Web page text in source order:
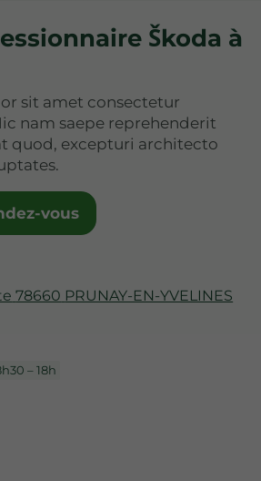
78660 PRUNAY-EN-YVELINES
– 18h
Škoda à
sit amet consectetur
nam saepe reprehenderit
quod, excepturi architecto
vous